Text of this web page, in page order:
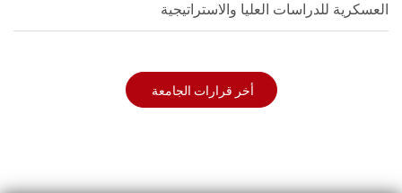
العسكرية للدراسات العليا والاستراتيجية
أخر قرارات الجامعة